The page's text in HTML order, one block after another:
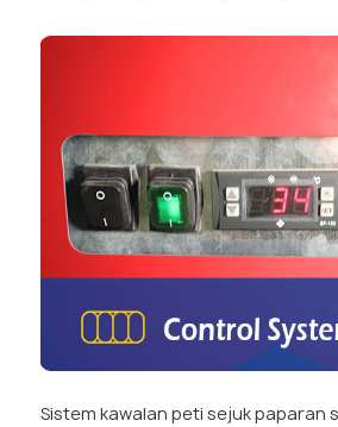
Sistem kawalan peti sejuk paparan